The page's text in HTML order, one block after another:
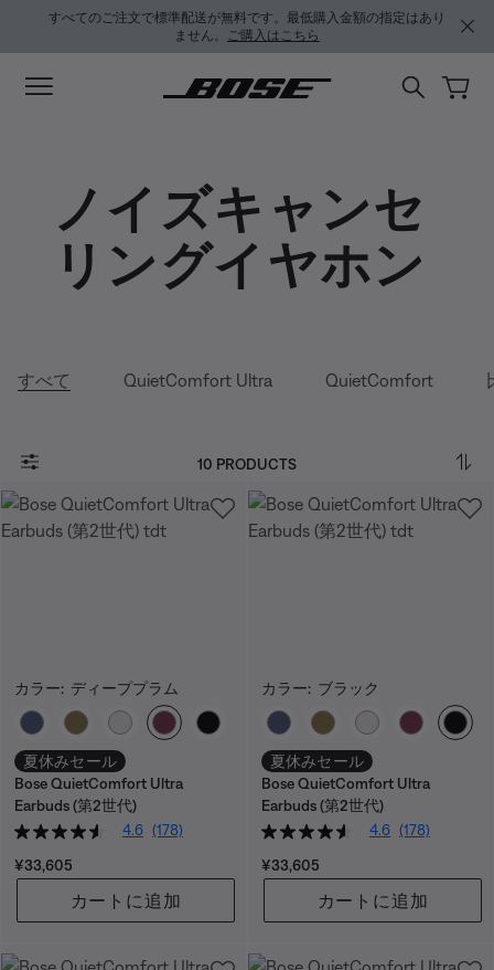
メインコンテンツに移動
サポートチャットに移動する
フッターコンテンツに移動
アクセシビリティ声明に移動する
すべてのご注文で標準配送が無料です。最低購入金額の指定はあり
ません。 ご購入はこちら
ノイズキャンセ
リングイヤホン
すべて QuietComfort Ultra QuietComfort
10 PRODUCTS
カラー: ディーププラム
カラーの選択
夏休みセール
Bose QuietComfort Ultra
Earbuds (第2世代)
4.6 (178)
価格:
¥33,605
カートに追加
カラー: ブラック
カラーの選択
夏休みセール
Bose QuietComfort Ultra
Earbuds (第2世代)
4.6 (178)
価格:
¥33,605
カートに追加